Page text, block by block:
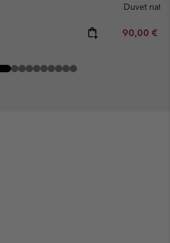
Duvet
Minimum
90,00 €